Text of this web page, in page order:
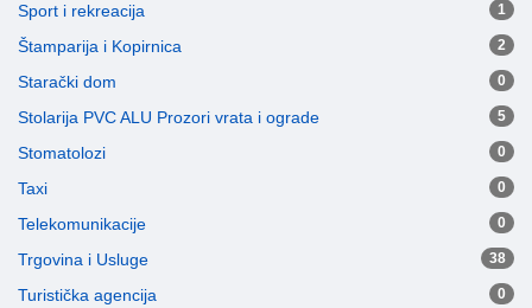
Sport i rekreacija 1
Štamparija i Kopirnica 2
Starački dom 0
Stolarija PVC ALU Prozori vrata i ograde 5
Stomatolozi 0
Taxi 0
Telekomunikacije 0
Trgovina i Usluge 38
Turistička agencija 0